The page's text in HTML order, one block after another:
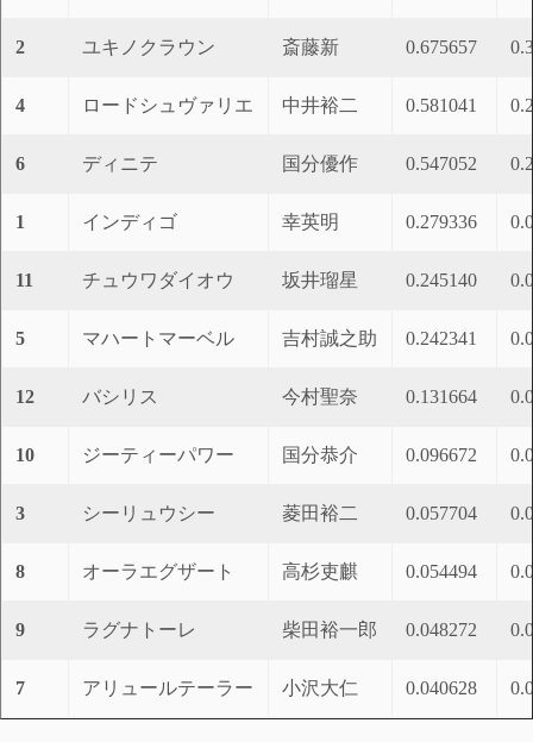
2 ユキノクラウン 斎藤新 0.675657
4 ロードシュヴァリエ 中井裕二 0.581041
6 ディニテ 国分優作 0.547052
1 インディゴ 幸英明 0.279336
11 チュウワダイオウ 坂井瑠星 0.245140
5 マハートマーベル 吉村誠之助 0.242341
12 バシリス 今村聖奈 0.131664
10 ジーティーパワー 国分恭介 0.096672
3 シーリュウシー 菱田裕二 0.057704
8 オーラエグザート 高杉吏麒 0.054494
9 ラグナトーレ 柴田裕一郎 0.048272
7 アリュールテーラー 小沢大仁 0.040628